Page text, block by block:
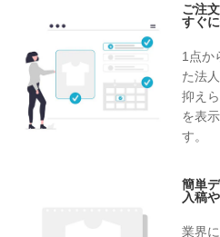
ご注
すぐ
1点か
た法
抑え
を表
す。
簡単
入稿
業界